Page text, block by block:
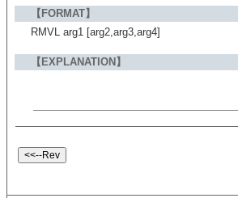
【FORMAT】
RMVL arg1 [arg2,arg3,arg4]
【EXPLANATION】